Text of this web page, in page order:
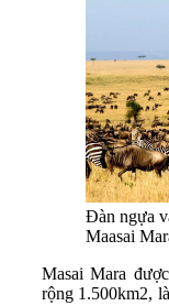
Đàn ngựa
Maasai
Masai Mara
rộng 1.500km2,